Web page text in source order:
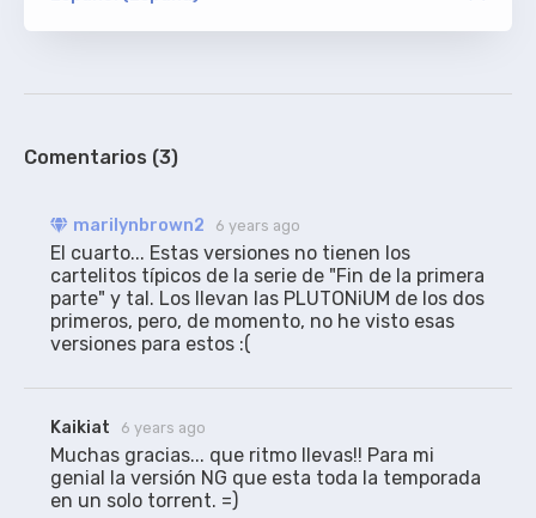
ORIGINAL marilynbrown2
ION10/KamiKaze/NG
Comentarios (3)
marilynbrown2 6 years ago
El cuarto... Estas versiones no tienen los
cartelitos típicos de la serie de "Fin de la primera
parte" y tal. Los llevan las PLUTONiUM de los dos
primeros, pero, de momento, no he visto esas
versiones para estos :(
Kaikiat 6 years ago
Muchas gracias... que ritmo llevas!! Para mi
genial la versión NG que esta toda la temporada